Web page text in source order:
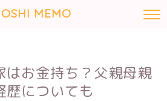
MEMO
はお金持ち？父親母親
歴についても